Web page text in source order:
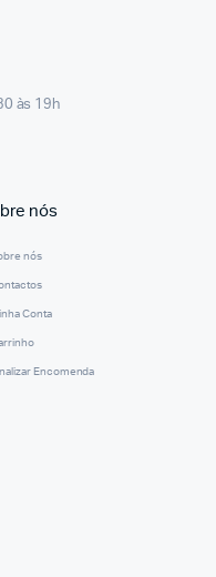
às 19h
nós
nós
Conta
Encomenda